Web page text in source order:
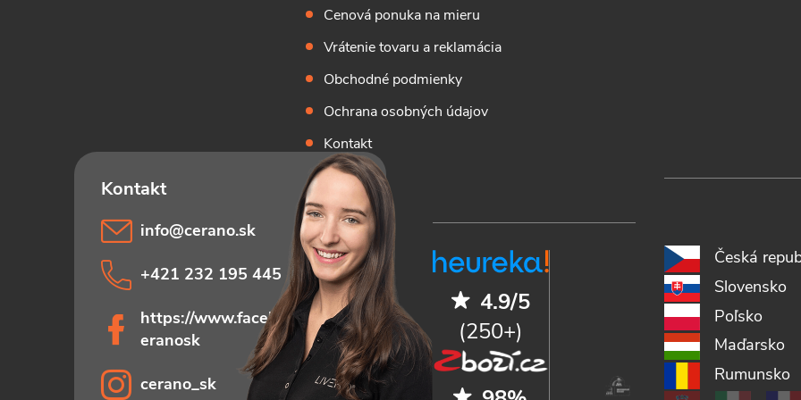
Cenová ponuka na mieru
Vrátenie tovaru a reklamácia
Obchodné podmienky
Ochrana osobných údajov
Kontakt
info@cerano.sk
+421 232 195 445
https://www.facebook.com/c
eranosk
cerano_sk
4.9/5
(250+)
Česká
Slovensko
Poľsko
Maďarsko
Rumunsko